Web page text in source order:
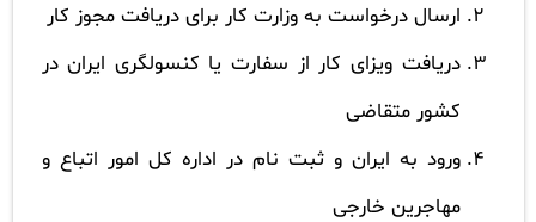
ارسال درخواست به وزارت کار برای دریافت مجوز کار
دریافت ویزای کار از سفارت یا کنسولگری ایران در
کشور متقاضی
ورود به ایران و ثبت نام در اداره کل امور اتباع و
مهاجرین خارجی